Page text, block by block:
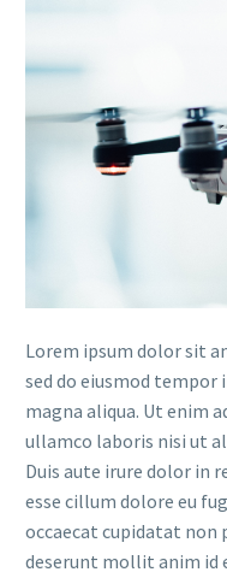
Lorem ipsum dolor sit
sed do eiusmod
magna aliqua. Ut enim
ullamco laboris nisi ut
Duis aute irure dolor in
esse cillum dolore eu
occaecat cupidatat non
deserunt mollit anim id